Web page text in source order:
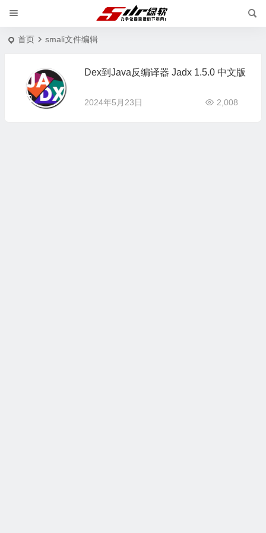
首页 smali文件编辑
Dex到Java反编译器 Jadx 1.5.0 中文版
2024年5月23日 2,008